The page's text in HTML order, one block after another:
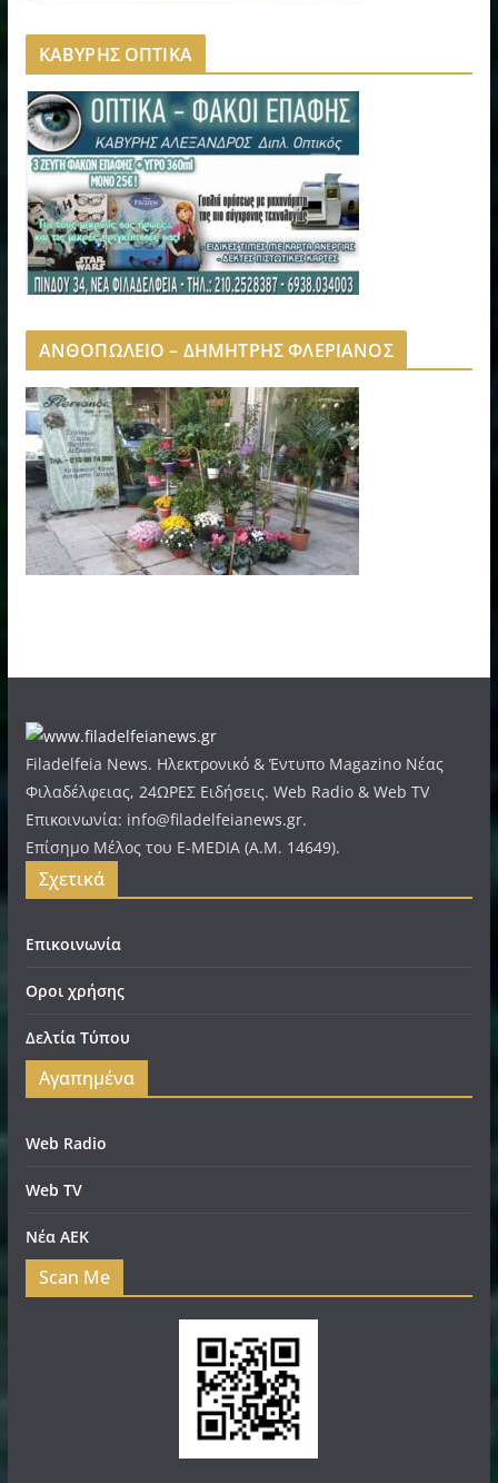
ΚΑΒΥΡΗΣ ΟΠΤΙΚΑ
ΑΝΘΟΠΩΛΕΙΟ – ΔΗΜΗΤΡΗΣ ΦΛΕΡΙΑΝΟΣ
Filadelfeia News. Ηλεκτρονικό & Έντυπο Magazino Νέας
Φιλαδέλφειας, 24ΩΡΕΣ Ειδήσεις. Web Radio & Web TV
Επικοινωνία: info@filadelfeianews.gr.
Επίσημο Μέλος του E-MEDIA (A.M. 14649).
Σχετικά
Επικοινωνία
Οροι χρήσης
Δελτία Τύπου
Αγαπημένα
Web Radio
Web TV
Νέα ΑΕΚ
Scan Me